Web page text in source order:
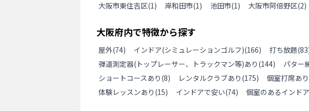
大阪市東住吉区(1) 岸和田市(1) 池田市(1) 大阪市阿倍野区(2)
大阪府内で特徴から探す
屋外(74) インドア(シミュレーションゴルフ)(166) 打ち放題(83
弾道測定器(トップレーサー、トラックマン等)あり (144) パター
ショートコースあり (8) レンタルクラブあり (175) 個室打席あり
体験レッスンあり (15) インドアで安い(74) 個室のあるインドア